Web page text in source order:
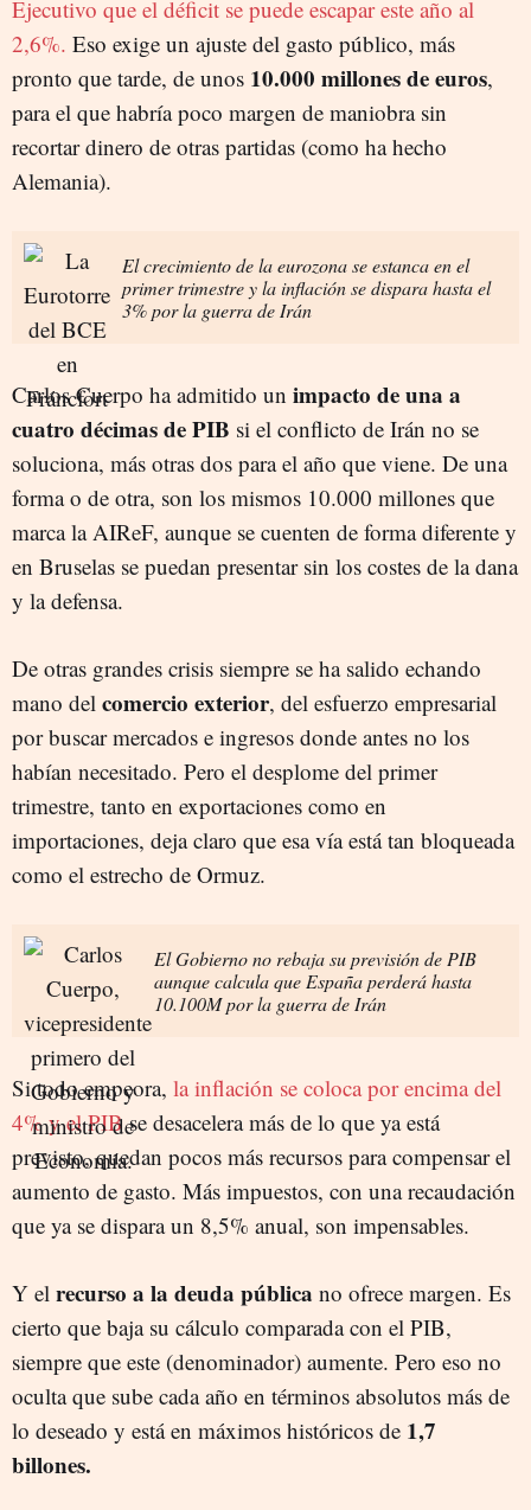
Ejecutivo que el déficit se puede escapar este año al
2,6%. Eso exige un ajuste del gasto público, más
pronto que tarde, de unos 10.000 millones de euros,
para el que habría poco margen de maniobra sin
recortar dinero de otras partidas (como ha hecho
Alemania).
El crecimiento de la eurozona se estanca en el
primer trimestre y la inflación se dispara hasta el
3% por la guerra de Irán
Carlos Cuerpo ha admitido un impacto de una a
cuatro décimas de PIB si el conflicto de Irán no se
soluciona, más otras dos para el año que viene. De una
forma o de otra, son los mismos 10.000 millones que
marca la AIReF, aunque se cuenten de forma diferente y
en Bruselas se puedan presentar sin los costes de la dana
y la defensa.
De otras grandes crisis siempre se ha salido echando
mano del comercio exterior, del esfuerzo empresarial
por buscar mercados e ingresos donde antes no los
habían necesitado. Pero el desplome del primer
trimestre, tanto en exportaciones como en
importaciones, deja claro que esa vía está tan bloqueada
como el estrecho de Ormuz.
El Gobierno no rebaja su previsión de PIB
aunque calcula que España perderá hasta
10.100M por la guerra de Irán
Si todo empeora, la inflación se coloca por encima del
4% y el PIBse desacelera más de lo que ya está
previsto, quedan pocos más recursos para compensar el
aumento de gasto. Más impuestos, con una recaudación
que ya se dispara un 8,5% anual, son impensables.
Y el recurso a la deuda pública no ofrece margen. Es
cierto que baja su cálculo comparada con el PIB,
siempre que este (denominador) aumente. Pero eso no
oculta que sube cada año en términos absolutos más de
lo deseado y está en máximos históricos de 1,7
billones.